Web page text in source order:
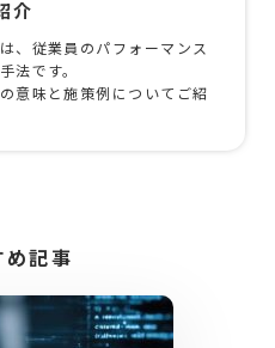
介
、従業員のパフォーマンス
法です。
意味と施策例についてご紹
め記事